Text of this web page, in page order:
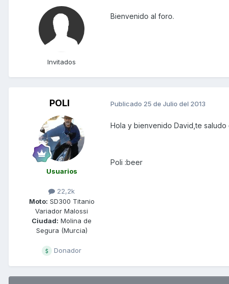
Invitados
Bienvenido al foro.
POLI
Usuarios
22,2k
Moto: SD300 Titanio
Variador Malossi
Ciudad: Molina de
Segura (Murcia)
Donador
Publicado 25 de Julio del 2013
Hola y bienvenido David,te saludo
Poli :beer